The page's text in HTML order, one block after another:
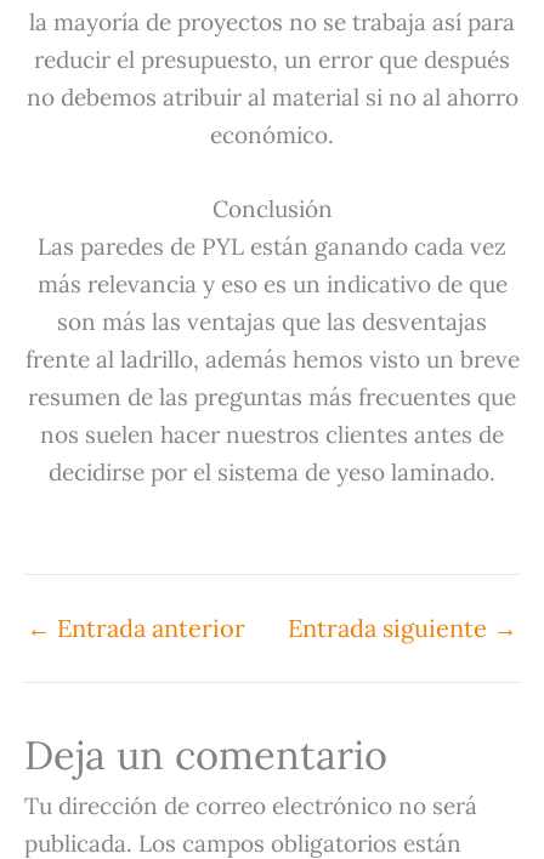
la mayoría de proyectos no se trabaja así para
reducir el presupuesto, un error que después
no debemos atribuir al material si no al ahorro
económico.
Conclusión
Las paredes de PYL están ganando cada vez
más relevancia y eso es un indicativo de que
son más las ventajas que las desventajas
frente al ladrillo, además hemos visto un breve
resumen de las preguntas más frecuentes que
nos suelen hacer nuestros clientes antes de
decidirse por el sistema de yeso laminado.
← Entrada anterior Entrada siguiente →
Deja un comentario
Tu dirección de correo electrónico no será
publicada. Los campos obligatorios están